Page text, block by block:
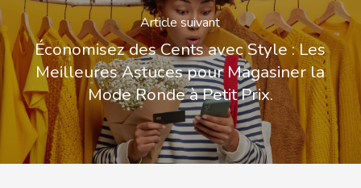
Article suivant
Économisez des Cents avec Style : Les
Meilleures Astuces pour Magasiner la
Mode Ronde à Petit Prix.